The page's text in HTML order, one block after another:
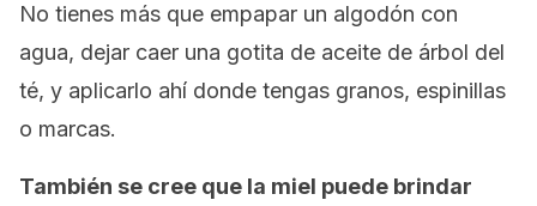
No tienes más que empapar un algodón con
agua, dejar caer una gotita de aceite de árbol del
té, y aplicarlo ahí donde tengas granos, espinillas
o marcas.
También se cree que la miel puede brindar